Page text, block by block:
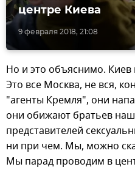
9 февраля 2018, 21:08
центре Киева
Но и это объяснимо. Киев
Это все Москва, не вся,
"агенты Кремля", они
они обижают братьев
представителей
ни при чем. Мы, можно
Мы парад проводим в